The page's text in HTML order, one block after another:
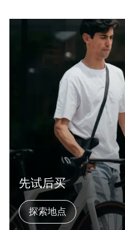
先试后买
探索地点
您需要帮助吗？
我们的客户支持专家